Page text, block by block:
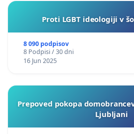
Proti LGBT ideologiji v
8 090 podpisov
8 Podpisi / 30 dni
16 Jun 2025
Prepoved pokopa
Ljubljani